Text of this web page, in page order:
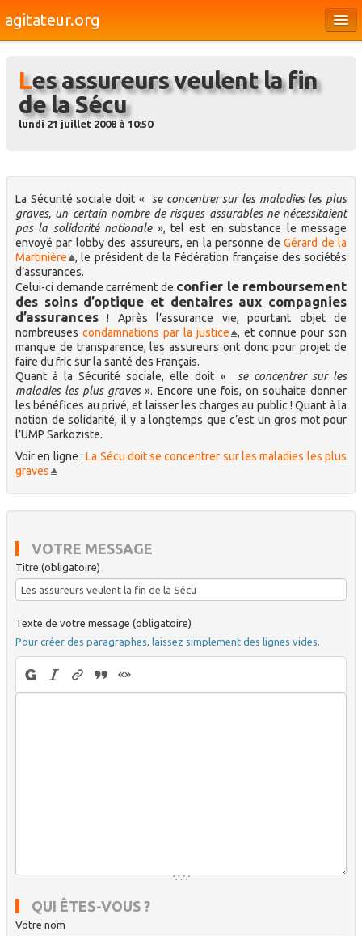
agitateur.org
Bourges & le Cher
Société
Médias
Dossiers
Brèves
Les assureurs veulent la fin
de la Sécu
lundi 21 juillet 2008 à 10:50
La Sécurité sociale doit «
se concentrer sur les maladies les plus
graves, un certain nombre de risques assurables ne nécessitaient
pas la solidarité nationale», tel est en substance le message
envoyé par lobby des assureurs, en la personne deGérard de la
Martinière
, le président de la Fédération française des sociétés
d’assurances.
Celui-ci demande carrément de confier le remboursement
des soins d’optique et dentaires aux compagnies
d’assurances ! Après l’assurance vie, pourtant objet de
nombreuses condamnations par la justice
, et connue pour son
manque de transparence, les assureurs ont donc pour projet de
faire du fric sur la santé des Français.
Quant à la Sécurité sociale, elle doit «
se concentrer sur les
maladies les plus graves». Encore une fois, on souhaite donner
les bénéfices au privé, et laisser les charges au public ! Quant à la
notion de solidarité, il y a longtemps que c’est un gros mot pour
l’UMP Sarkoziste.
Voir en ligne :La Sécu doit se concentrer sur les maladies les plus
graves
VOTRE MESSAGE
Titre (obligatoire)
Texte de votre message (obligatoire)
Pour créer des paragraphes, laissez simplement des lignes vides.
QUI ÊTES-VOUS ?
Votre nom